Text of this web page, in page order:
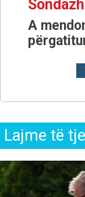
A
Lajme të